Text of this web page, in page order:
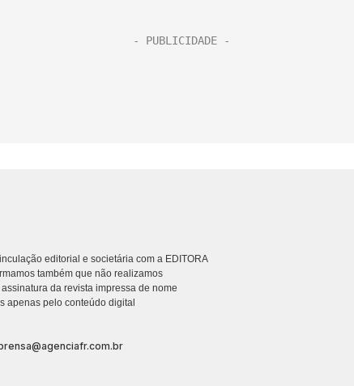
editorial e societária com a EDITORA
também que não realizamos
da revista impressa de nome
apenas pelo conteúdo digital